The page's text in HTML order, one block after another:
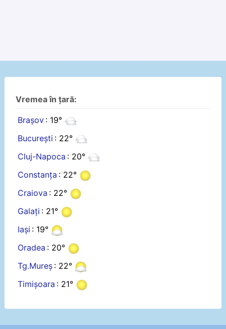
Vremea în țară:
Brașov : 19°
București : 22°
Cluj-Napoca : 20°
Constanța : 22°
Craiova : 22°
Galați : 21°
Iași : 19°
Oradea : 20°
Tg.Mureș : 22°
Timișoara : 21°